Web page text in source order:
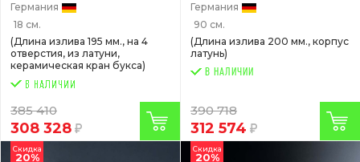
Германия
18 см.
(Длина излива 195 мм., на 4
отверстия, из латуни,
керамическая кран букса)
385 410
308 328
Германия
90 см.
(Длина излива 200 мм., корпус
латунь)
В НАЛИЧИИ
390 718
312 574
Скидка
20%
Скидка
20%